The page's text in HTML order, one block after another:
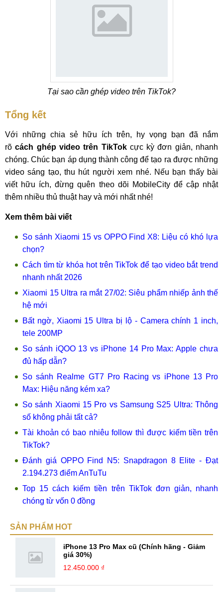
Tại sao cần ghép video trên TikTok?
Tổng kết
Với những chia sẻ hữu ích trên, hy vọng bạn đã nắm
rõcách ghép video trên TikTokcực kỳ đơn giản, nhanh
chóng. Chúc bạn áp dụng thành công để tạo ra được những
video sáng tạo, thu hút người xem nhé. Nếu bạn thấy bài
viết hữu ích, đừng quên theo dõi MobileCity để cập nhật
thêm nhiều thủ thuật hay và mới nhất nhé!
Xem thêm bài viết
So sánh Xiaomi 15 vs OPPO Find X8: Liệu có khó lựa
chọn?
Cách tìm từ khóa hot trên TikTok để tạo video bắt trend
nhanh nhất 2026
Xiaomi 15 Ultra ra mắt 27/02: Siêu phẩm nhiếp ảnh thế
hệ mới
Bất ngờ, Xiaomi 15 Ultra bị lộ - Camera chính 1 inch,
tele 200MP
So sánh iQOO 13 vs iPhone 14 Pro Max: Apple chưa
đủ hấp dẫn?
So sánh Realme GT7 Pro Racing vs iPhone 13 Pro
Max: Hiệu năng kém xa?
So sánh Xiaomi 15 Pro vs Samsung S25 Ultra: Thông
số không phải tất cả?
Tài khoản có bao nhiêu follow thì được kiếm tiền trên
TikTok?
Đánh giá OPPO Find N5: Snapdragon 8 Elite - Đạt
2.194.273 điểm AnTuTu
Top 15 cách kiếm tiền trên TikTok đơn giản, nhanh
chóng từ vốn 0 đồng
SẢN PHẨM HOT
iPhone 13 Pro Max cũ (Chính hãng - Giảm
giá 30%)
12.450.000 ₫